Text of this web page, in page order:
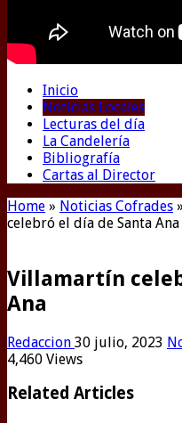
Inicio
Noticias Locales
Lecturas del día
La Candelería
Bibliografía
Cartas al Director
Home » Noticias Cofrades »
celebró el día de Santa Ana
Villamartín
Ana
Redaccion 30 julio, 2023
4,460 Views
Related Articles